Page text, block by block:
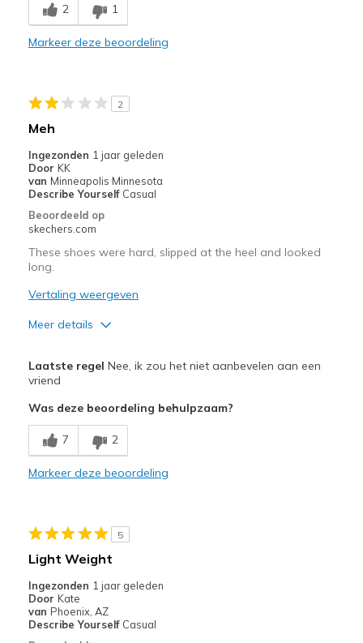
Stylish
Poor Cushioning
Beste toepassingen
Casual Wear
Sizing
Feels true to size
2 1
Markeer deze beoordeling
2
Meh
Ingezonden 1 jaar geleden
Door KK
van Minneapolis Minnesota
Describe Yourself Casual
Beoordeeld op
skechers.com
These shoes were hard, slipped at the heel and looked
long.
Vertaling weergeven
Meer details
Attractive Design
Minpunten
Need Break In
Not comfortable
Beste toepassingen
Casual Wear
Width
Feels true to width
Sizing
Laatste regel Nee, ik zou het niet aanbevelen aan een
vriend
Was deze beoordeling behulpzaam?
7 2
Markeer deze beoordeling
5
Light Weight
Ingezonden 1 jaar geleden
Door Kate
van Phoenix, AZ
Describe Yourself Casual